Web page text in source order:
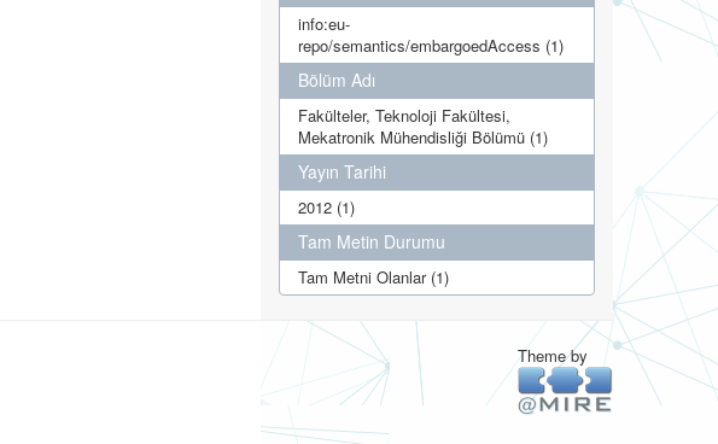
info:eu-
repo/semantics/embargoedAccess (1)
Bölüm Adı
Fakülteler, Teknoloji Fakültesi,
Mekatronik Mühendisliği Bölümü (1)
Yayın Tarihi
2012 (1)
Tam Metin Durumu
Tam Metni Olanlar (1)
Theme by